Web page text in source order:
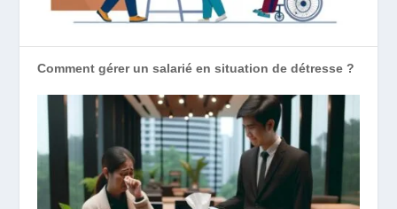
Comment gérer un salarié en situation de détresse ?